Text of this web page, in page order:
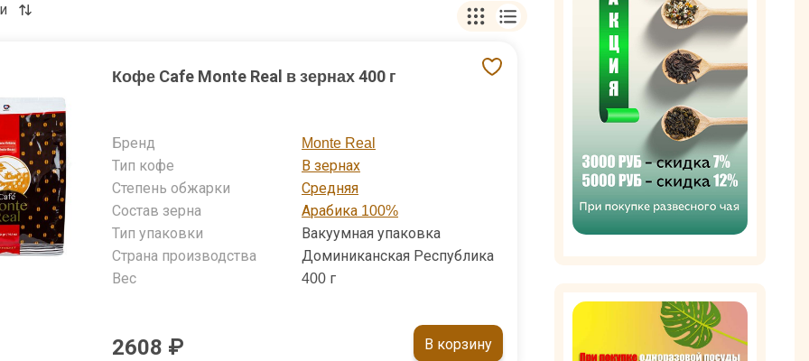
Кофе Cafe Monte Real в зернах 400 г
Бренд
Monte Real
Тип кофе
В зернах
Степень обжарки
Средняя
Состав зерна
Арабика 100%
Тип упаковки
Вакуумная упаковка
Страна производства
Доминиканская Республика
Вес
400 г
2608 ₽ В корзину